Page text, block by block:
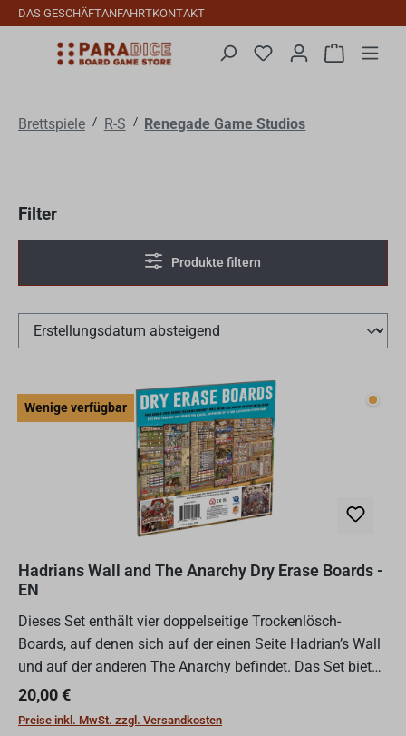
Zum Hauptinhalt springen
DAS GESCHÄFTANFAHRTKONTAKT
Du hast 0 Produkte
Brettspiele / R-S / Renegade Game Studios
Filter
Produkte filtern
Wenige verfügbar
Hadrians Wall and The Anarchy Dry Erase Boards -
EN
Dieses Set enthält vier doppelseitige Trockenlösch-
Boards, auf denen sich auf der einen Seite Hadrian’s Wall
und auf der anderen The Anarchy befindet. Das Set bietet
jedem Spieler zwei Boards und unterstützt somit bis...
Regulärer Preis:
20,00 €
Preise inkl. MwSt. zzgl. Versandkosten